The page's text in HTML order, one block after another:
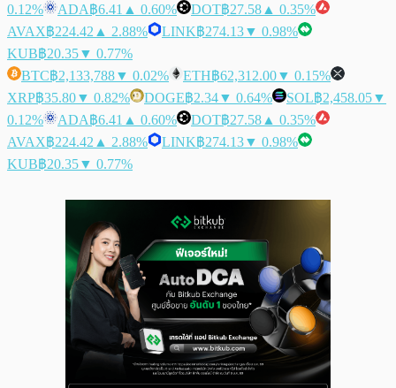
0.12%
ADA฿6.41 ▲ 0.60% DOT฿27.58 ▲ 0.35%
AVAX฿224.42 ▲ 2.88% LINK฿274.13▼ 0.98%
KUB฿20.35▼ 0.77%
BTC฿2,133,788▼ 0.02% ETH฿62,312.00▼ 0.15%
XRP฿35.80▼ 0.82% DOGE฿2.34▼ 0.64% SOL฿2,458.05▼
0.12%
ADA฿6.41 ▲ 0.60% DOT฿27.58 ▲ 0.35%
AVAX฿224.42 ▲ 2.88% LINK฿274.13▼ 0.98%
KUB฿20.35▼ 0.77%